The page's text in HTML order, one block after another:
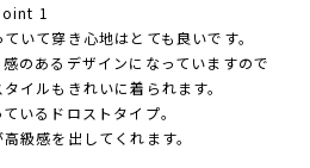
1
いて穿き心地はとても良いです。
のあるデザインになっていますので
イルもきれいに着られます。
いるドロストタイプ。
級感を出してくれます。